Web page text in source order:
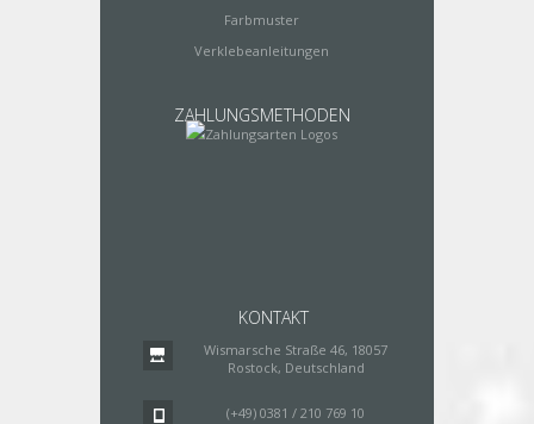
Farbmuster
Verklebeanleitungen
ZAHLUNGSMETHODEN
KONTAKT
Wismarsche Straße 46, 18057
Rostock, Deutschland
(+49) 0381 / 210 769 10